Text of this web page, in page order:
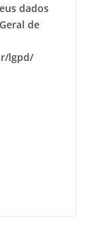
dados
de
lgpd/